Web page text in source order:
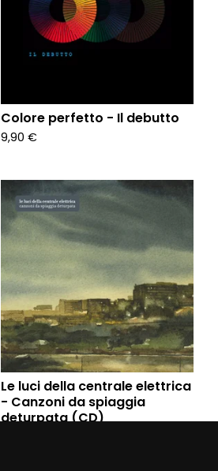
Colore perfetto - Il debutto
9,90 €
Le luci della centrale elettrica
- Canzoni da spiaggia
deturpata (CD)